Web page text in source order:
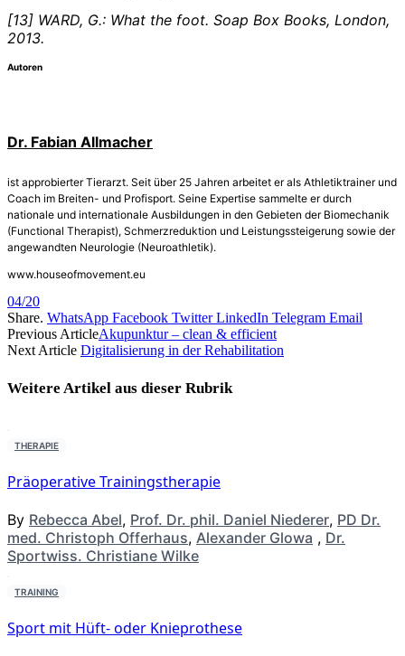
[13] WARD, G.: What the foot. Soap Box Books, London,
2013.
Autoren
Dr. Fabian Allmacher
ist approbierter Tierarzt. Seit über 25 Jahren arbeitet er als Athletiktrainer und
Coach im Breiten- und Profisport. Seine Expertise sammelte er durch
nationale und internationale Ausbildungen in den Gebieten der Biomechanik
(Functional Therapist), Schmerzreduktion und Leistungssteigerung sowie der
angewandten Neurologie (Neuroathletik).
www.houseofmovement.eu
04/20
Share. WhatsApp Facebook Twitter LinkedIn Telegram Email
Previous ArticleAkupunktur – clean & efficient
Next Article Digitalisierung in der Rehabilitation
Weitere Artikel aus dieser Rubrik
THERAPIE
Präoperative Trainingstherapie
By Rebecca Abel, Prof. Dr. phil. Daniel Niederer, PD Dr.
med. Christoph Offerhaus, Alexander Glowa , Dr.
Sportwiss. Christiane Wilke
TRAINING
Sport mit Hüft- oder Knieprothese